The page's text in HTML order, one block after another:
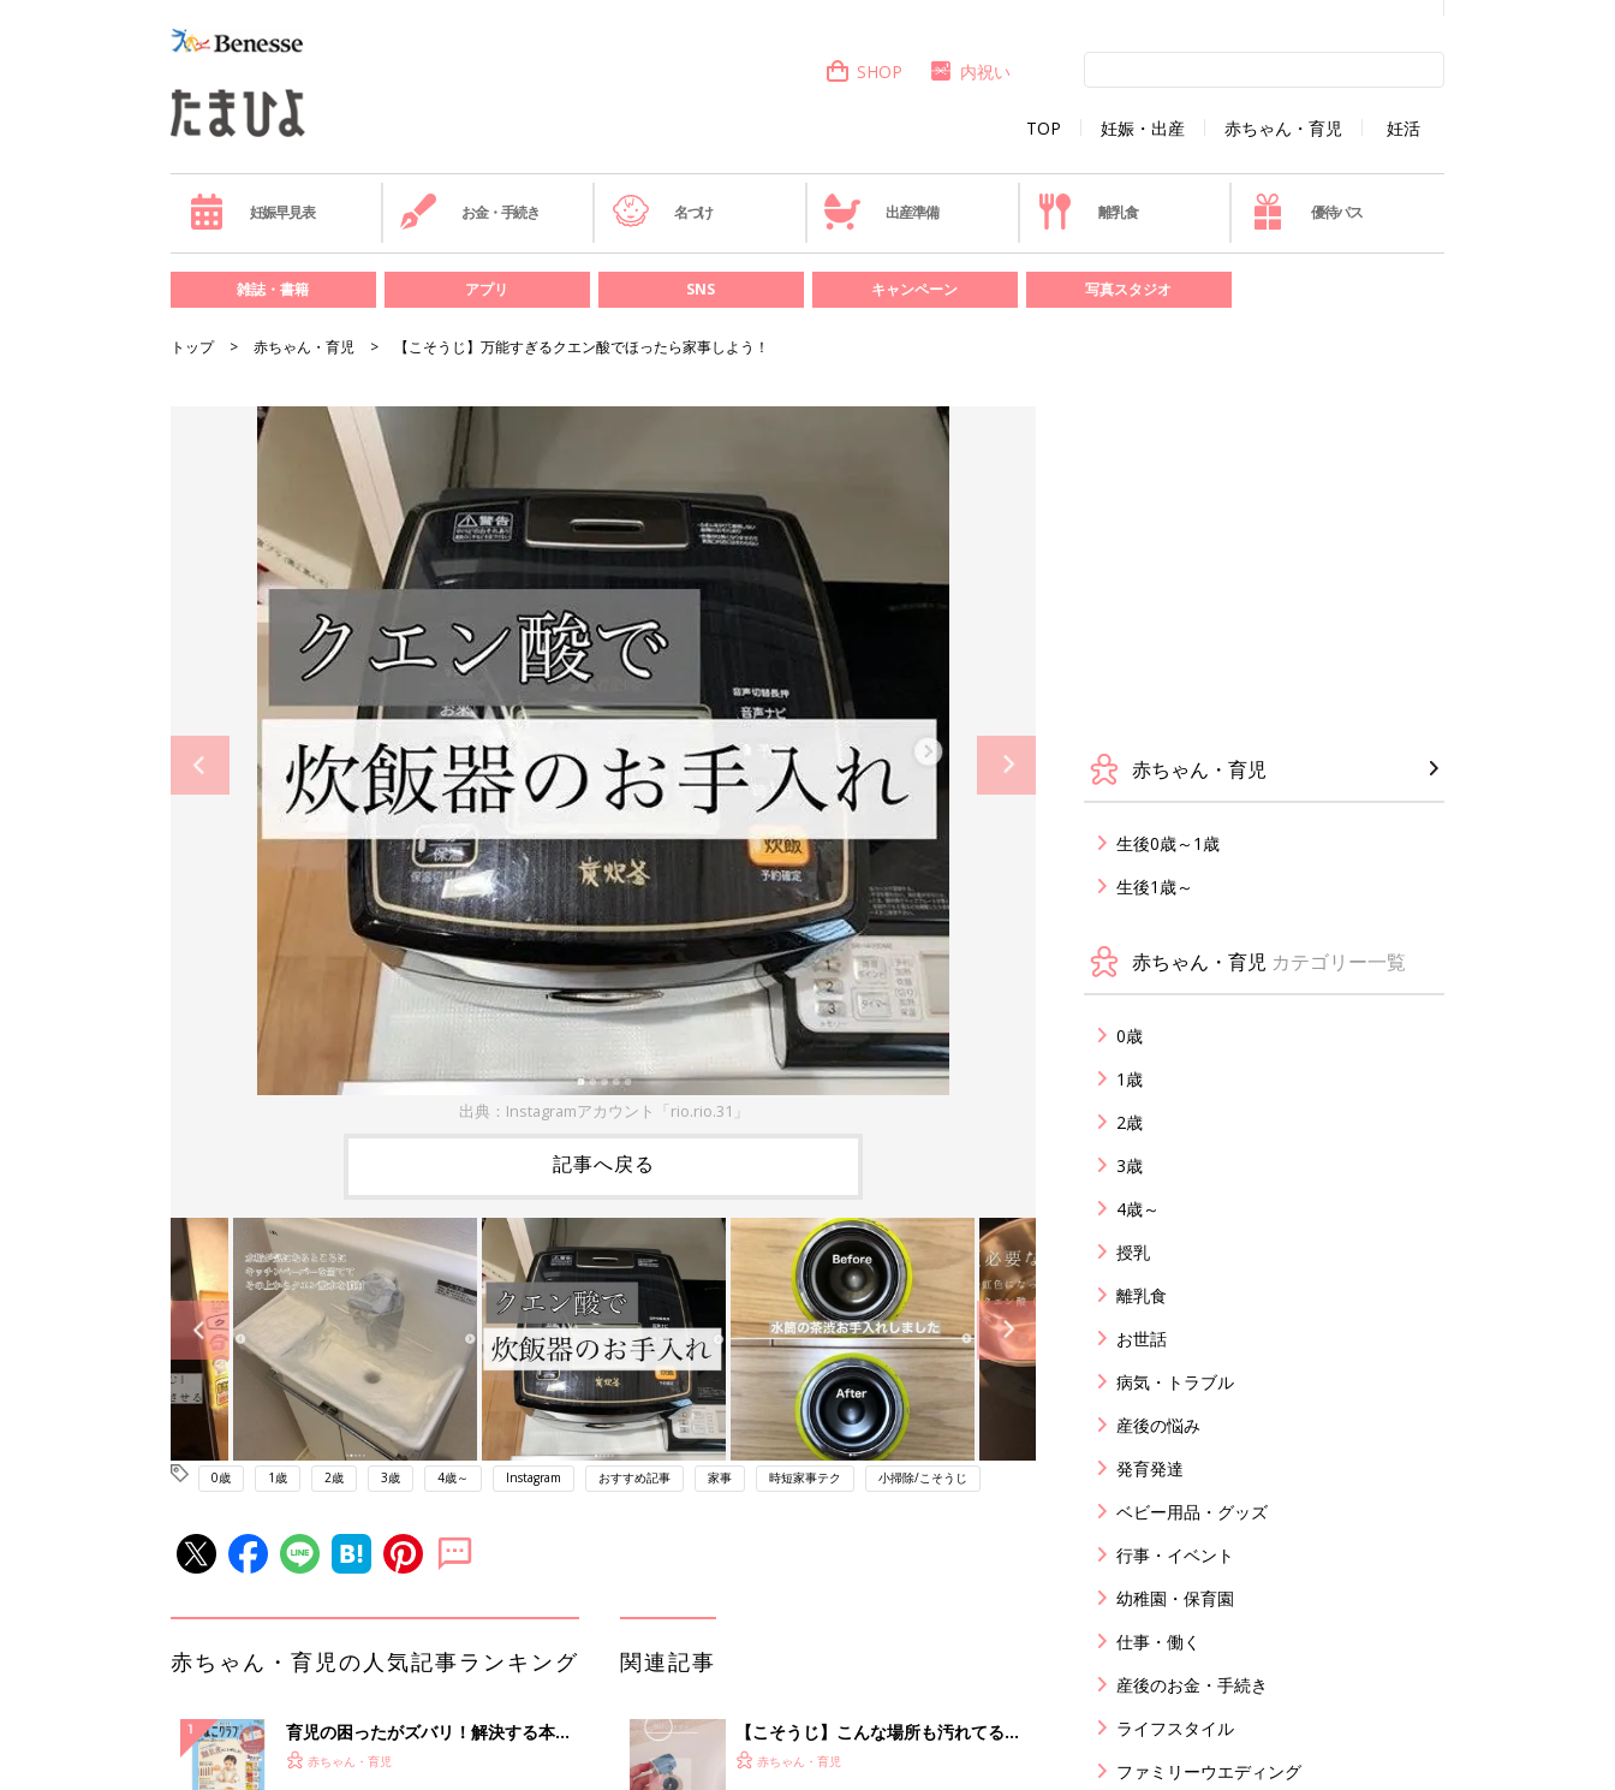
TOP 妊娠・出産 赤ちゃん・育児 妊活
SHOP 内祝い
妊娠早見表 お金・手続き 名づけ 出産準備 離乳食 優待パス
雑誌・書籍 アプリ SNS キャンペーン 写真スタジオ
トップ 赤ちゃん・育児 【こそうじ】万能すぎるクエン酸でほったら家事しよう！
出典：Instagramアカウント「rio.rio.31」
記事へ戻る
0歳 1歳 2歳 3歳 4歳～ Instagram おすすめ記事 家事 時短家事テク 小掃除/こそうじ
赤ちゃん・育児の人気記事ランキング
育児の困ったがズバリ！解決する本
『ひよこクラブ 秋号』 4カ月～2才
赤ちゃん・育児
関連記事
【こそうじ】こんな場所も汚れてる！
忘れがちなポイント
赤ちゃん・育児
赤ちゃん・育児
生後0歳～1歳
生後1歳～
赤ちゃん・育児 カテゴリー一覧
0歳
1歳
2歳
3歳
4歳～
授乳
離乳食
お世話
病気・トラブル
産後の悩み
発育発達
ベビー用品・グッズ
行事・イベント
幼稚園・保育園
仕事・働く
産後のお金・手続き
ライフスタイル
ファミリーウエディング